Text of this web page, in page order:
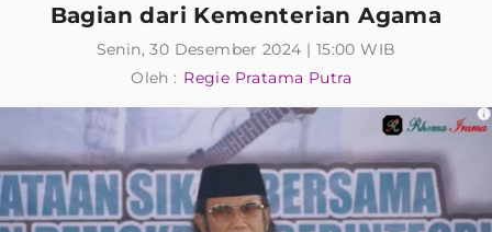
Bagian dari Kementerian Agama
Senin, 30 Desember 2024 | 15:00 WIB
Oleh : Regie Pratama Putra